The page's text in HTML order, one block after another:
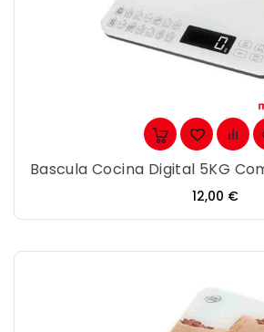
Bascula Cocina Digital 5KG
Precio
12,00 €